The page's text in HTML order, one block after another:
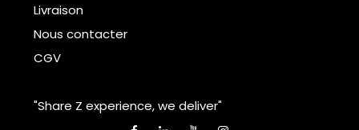
Livraison
Nous contacter
CGV
"Share Z experience, we deliver"